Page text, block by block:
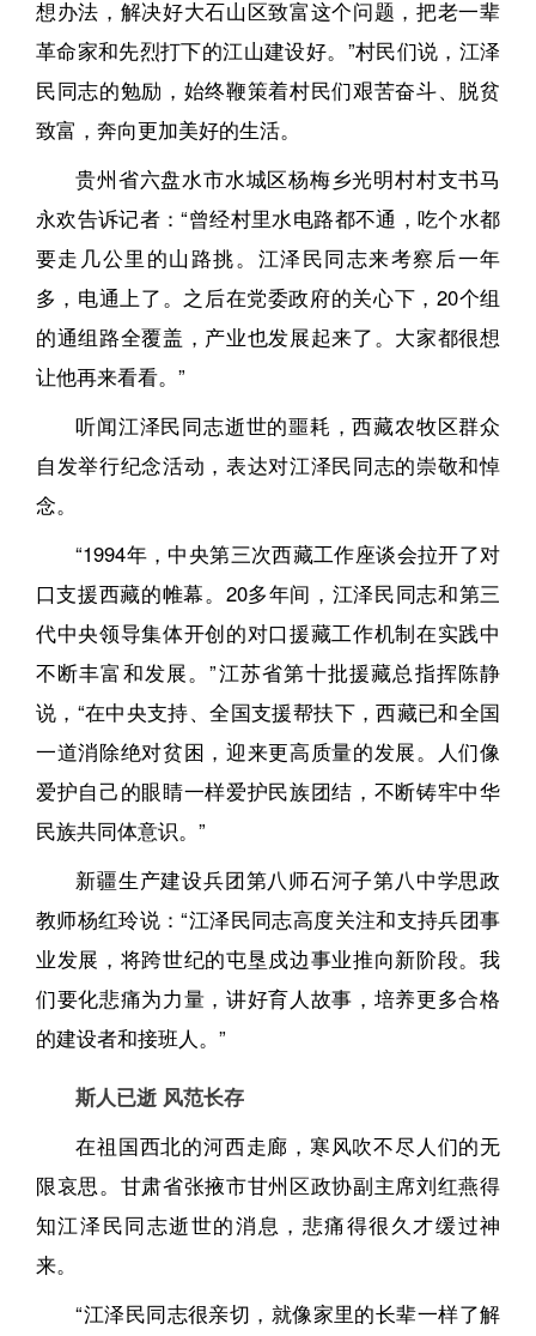
想办法，解决好大石山区致富这个问题，把老一辈
革命家和先烈打下的江山建设好。”村民们说，江泽
民同志的勉励，始终鞭策着村民们艰苦奋斗、脱贫
致富，奔向更加美好的生活。
贵州省六盘水市水城区杨梅乡光明村村支书马
永欢告诉记者：“曾经村里水电路都不通，吃个水都
要走几公里的山路挑。江泽民同志来考察后一年
多，电通上了。之后在党委政府的关心下，20个组
的通组路全覆盖，产业也发展起来了。大家都很想
让他再来看看。”
听闻江泽民同志逝世的噩耗，西藏农牧区群众
自发举行纪念活动，表达对江泽民同志的崇敬和悼
念。
“1994年，中央第三次西藏工作座谈会拉开了对
口支援西藏的帷幕。20多年间，江泽民同志和第三
代中央领导集体开创的对口援藏工作机制在实践中
不断丰富和发展。”江苏省第十批援藏总指挥陈静
说，“在中央支持、全国支援帮扶下，西藏已和全国
一道消除绝对贫困，迎来更高质量的发展。人们像
爱护自己的眼睛一样爱护民族团结，不断铸牢中华
民族共同体意识。”
新疆生产建设兵团第八师石河子第八中学思政
教师杨红玲说：“江泽民同志高度关注和支持兵团事
业发展，将跨世纪的屯垦戍边事业推向新阶段。我
们要化悲痛为力量，讲好育人故事，培养更多合格
的建设者和接班人。”
斯人已逝 风范长存
在祖国西北的河西走廊，寒风吹不尽人们的无
限哀思。甘肃省张掖市甘州区政协副主席刘红燕得
知江泽民同志逝世的消息，悲痛得很久才缓过神
来。
“江泽民同志很亲切，就像家里的长辈一样了解